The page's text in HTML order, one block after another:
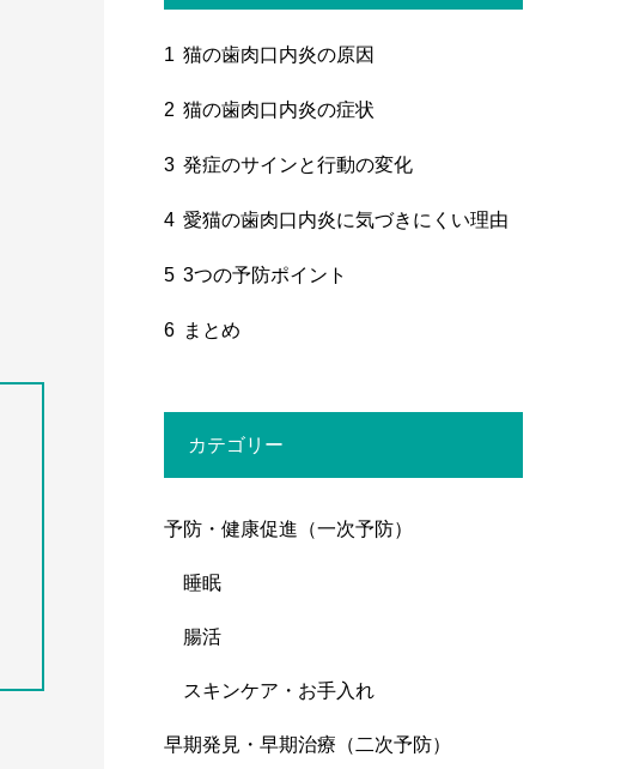
1 猫の歯肉口内炎の原因
2 猫の歯肉口内炎の症状
3 発症のサインと行動の変化
4 愛猫の歯肉口内炎に気づきにくい理由
5 3つの予防ポイント
6 まとめ
カテゴリー
予防・健康促進（一次予防）
睡眠
腸活
スキンケア・お手入れ
早期発見・早期治療（二次予防）